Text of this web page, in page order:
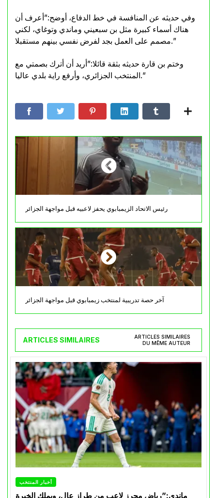
وفي حديثه عن المنافسة في خط الدفاع، أوضح:”أعرف أن
هناك أسماء كبيرة مثل بن سبعيني وماندي وتوغاي، لكني
مصمم على العمل بجد لفرض نفسي بينهم مستقبلا.”
وختم بن قارة حديثه بثقة قائلا:”أريد أن أترك بصمتي مع
المنتخب الجزائري، وأرفع راية بلدي عاليا.”
رئيس الاتحاد الزيمبابوي يحفز لاعبيه قبل مواجهة الجزائر
آخر حصة تدريبية لمنتخب زيمبابوي قبل مواجهة الجزائر
ARTICLES SIMILAIRES
ARTICLES SIMILAIRES
DU MÊME AUTEUR
أخبار المنتخب
ماندي:”رياض محرز لاعب من طراز عالٍ، ويملك الخبرة